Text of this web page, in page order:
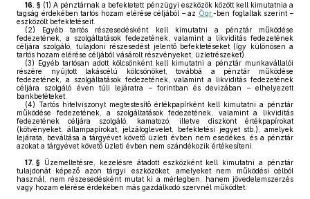
16. § (1) A pénztárnak a befektetett pénzügyi eszközök között kell kimutatnia a
tagság érdekében tartós hozam elérése céljából – az Ögr.-ben foglaltak szerint –
eszközölt befektetéseit.
(2) Egyéb tartós részesedésként kell kimutatni a pénztár működése
fedezetének, a szolgáltatások fedezetének, valamint a likviditás fedezetének
céljára szolgáló, tulajdoni részesedést jelentő befektetéseket (így különösen a
tartós hozam elérése céljából vásárolt részvényeket, üzletrészeket).
(3) Egyéb tartósan adott kölcsönként kell kimutatni a pénztár munkavállalói
részére nyújtott lakáscélú kölcsönöket, továbbá a pénztár működése
fedezetének, a szolgáltatások fedezetének, valamint a likviditás fedezetének
céljára szolgáló éven túli lejáratra – forintban és devizában – elhelyezett
bankbetéteket.
(4) Tartós hitelviszonyt megtestesítő értékpapírként kell kimutatni a pénztár
működése fedezetének, a szolgáltatások fedezetének, valamint a likviditás
fedezetének céljára szolgáló, kamatozó, illetve diszkont értékpapírokat
(kötvényeket, állampapírokat, jelzáloglevelet, befektetési jegyet stb.), amelyek
lejárata, beváltása a tárgyévet követő üzleti évben nem esedékes, és a pénztár
azokat a tárgyévet követő üzleti évben nem szándékozik értékesíteni.
17. § Üzemeltetésre, kezelésre átadott eszközként kell kimutatni a pénztár
tulajdonát képező azon tárgyi eszközöket, amelyeket nem működési célból
használ, nem részesedésként mutat ki a mérlegben, hanem jövedelemszerzés
vagy hozam elérése érdekében más gazdálkodó szervnél működtet.